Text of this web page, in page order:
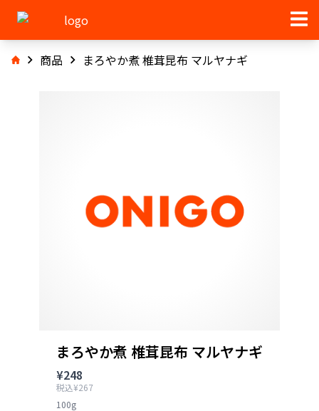
商品 まろやか煮 椎茸昆布 マルヤナギ
まろやか煮 椎茸昆布 マルヤナギ
¥248
税込¥267
100g